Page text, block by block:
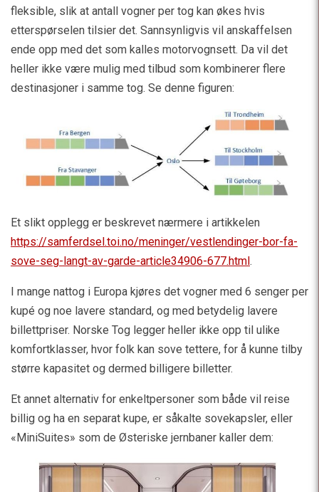
fleksible, slik at antall vogner per tog kan økes hvis
etterspørselen tilsier det. Sannsynligvis vil anskaffelsen
ende opp med det som kalles motorvognsett. Da vil det
heller ikke være mulig med tilbud som kombinerer flere
destinasjoner i samme tog. Se denne figuren:
Et slikt opplegg er beskrevet nærmere i artikkelen
https://samferdsel.toi.no/meninger/vestlendinger-bor-fa-
sove-seg-langt-av-garde-article34906-677.html .
I mange nattog i Europa kjøres det vogner med 6 senger per
kupé og noe lavere standard, og med betydelig lavere
billettpriser. Norske Tog legger heller ikke opp til ulike
komfortklasser, hvor folk kan sove tettere, for å kunne tilby
større kapasitet og dermed billigere billetter.
Et annet alternativ for enkeltpersoner som både vil reise
billig og ha en separat kupe, er såkalte sovekapsler, eller
«MiniSuites» som de Østeriske jernbaner kaller dem: